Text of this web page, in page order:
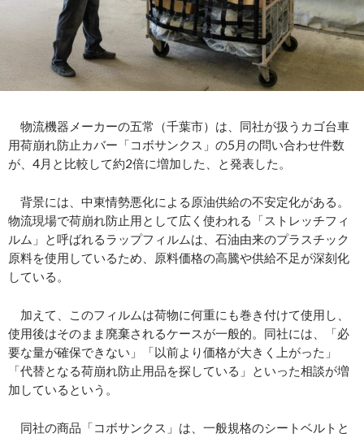
物流機器メーカーの五常（千葉市）は、同社が扱うカゴ台車
用荷崩れ防止カバー「コボサンクス」の5月の問い合わせ件数
が、4月と比較して約2倍に増加した、と発表した。
背景には、中東情勢悪化による原油供給の不安定化がある。
物流現場で荷崩れ防止用として広く使われる「ストレッチフィ
ルム」と呼ばれるラップフィルムは、石油由来のプラスチック
原料を使用しているため、原料価格の高騰や供給不足が深刻化
している。
加えて、このフィルムは荷物に何重にも巻き付けて使用し、
使用後はそのまま廃棄されるケースが一般的。同社には、「必
要な量が確保できない」「以前より価格が大きく上がった」
「代替となる荷崩れ防止用品を探している」といった相談が増
加しているという。
同社の商品「コボサンクス」は、一般規格のシートベルトと